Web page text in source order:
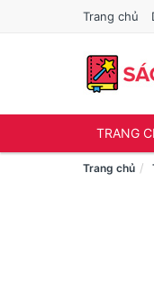
Trang chủ
TRANG
Trang chủ